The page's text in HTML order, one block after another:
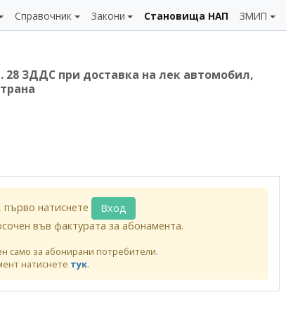
Справочник Закони Становища НАП ЗМИП
28 ЗДДС при доставка на лек автомобил,
натиснете
Вход
във фактурата за абонамента.
само за абонирани потребители.
натиснете тук.